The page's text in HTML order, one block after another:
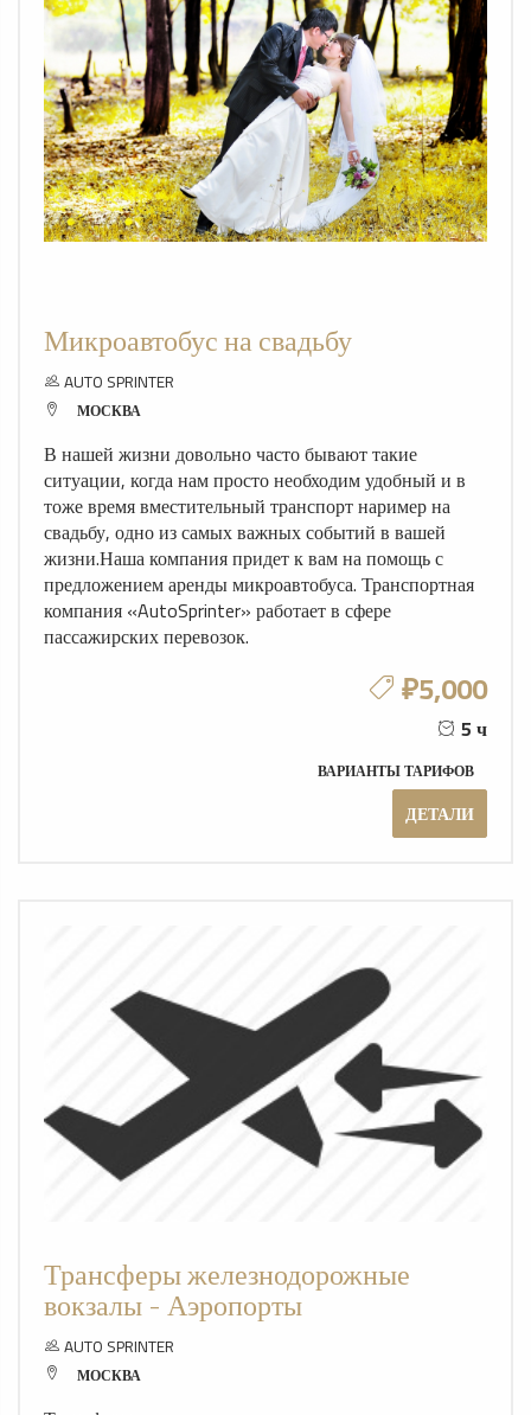
Микроавтобус на свадьбу
AUTO SPRINTER
МОСКВА
В нашей жизни довольно часто бывают такие
ситуации, когда нам просто необходим удобный и в
тоже время вместительный транспорт наример на
свадьбу, одно из самых важных событий в вашей
жизни.Наша компания придет к вам на помощь с
предложением аренды микроавтобуса. Транспортная
компания «AutoSprinter» работает в сфере
пассажирских перевозок.
₽5,000
5 ч
ВАРИАНТЫ ТАРИФОВ
ДЕТАЛИ
Трансферы железнодорожные
вокзалы - Аэропорты
AUTO SPRINTER
МОСКВА